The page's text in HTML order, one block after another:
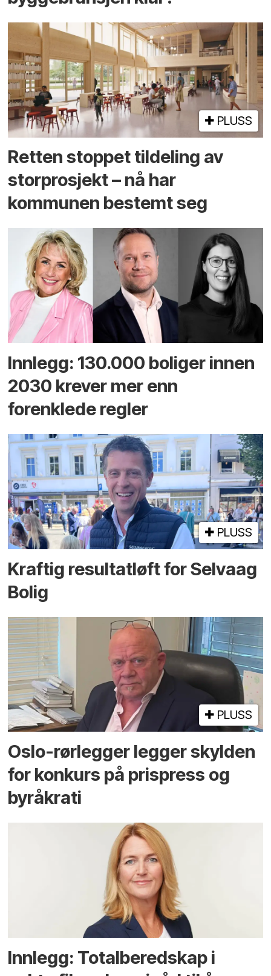
PLUSS
Retten stoppet tildeling av
storprosjekt – nå har
kommunen bestemt seg
Innlegg: 130.000 boliger innen
2030 krever mer enn
forenklede regler
PLUSS
Kraftig resultatløft for Selvaag
Bolig
PLUSS
Oslo-rørlegger legger skylden
for konkurs på prispress og
byråkrati
Innlegg: Totalberedskap i